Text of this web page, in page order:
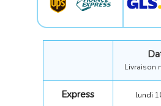
Livraison
Express lundi